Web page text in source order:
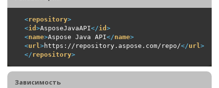
<repository>
<id >AsposeJavaAPI</id >
<name>Aspose Java API</name>
<url >https://repository.aspose.com/repo/</url >
</repository>
Зависимость